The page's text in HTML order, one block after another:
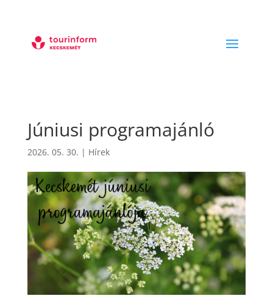
Júniusi programajánló
2026. 05. 30. | Hírek